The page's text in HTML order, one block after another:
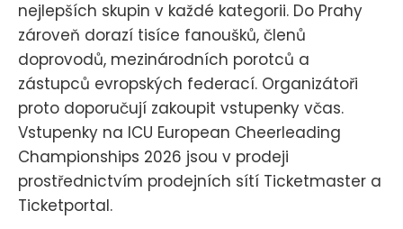
nejlepších skupin v každé kategorii. Do Prahy
zároveň dorazí tisíce fanoušků, členů
doprovodů, mezinárodních porotců a
zástupců evropských federací. Organizátoři
proto doporučují zakoupit vstupenky včas.
Vstupenky na ICU European Cheerleading
Championships 2026 jsou v prodeji
prostřednictvím prodejních sítí Ticketmaster a
Ticketportal.